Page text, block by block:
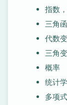
指数
三角
代数
三角
概率
统计
多项